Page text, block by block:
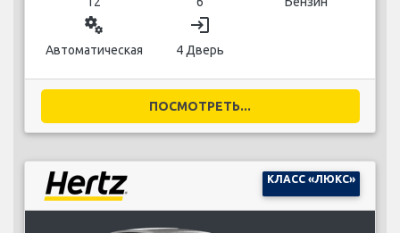
miscellaneous_services
Автоматическая
login
4 Дверь
ПОСМОТРЕТЬ...
КЛАСС «ЛЮКС»